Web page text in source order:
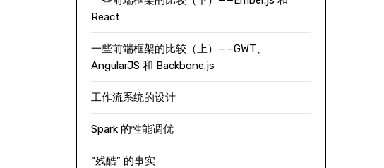
React
一些前端框架的比较（上）——GWT、
AngularJS 和 Backbone.js
工作流系统的设计
Spark 的性能调优
“残酷” 的事实